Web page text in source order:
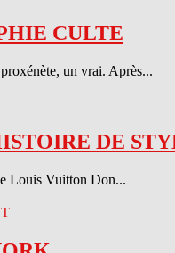
CULTE
un vrai. Après...
DE
Louis Vuitton Don...